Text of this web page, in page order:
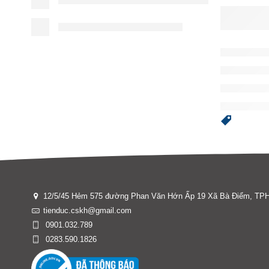
12/5/45 Hẻm 575 đường Phan Văn Hớn Ấp 19 Xã Bà Điểm,
tienduc.cskh@gmail.com
0901.032.789
0283.590.1826